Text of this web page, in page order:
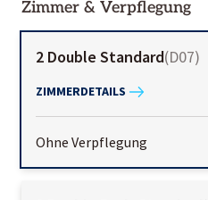
Zimmer & Verpflegung
2 Double Standard(D07)
ZIMMERDETAILS
Ohne Verpflegung